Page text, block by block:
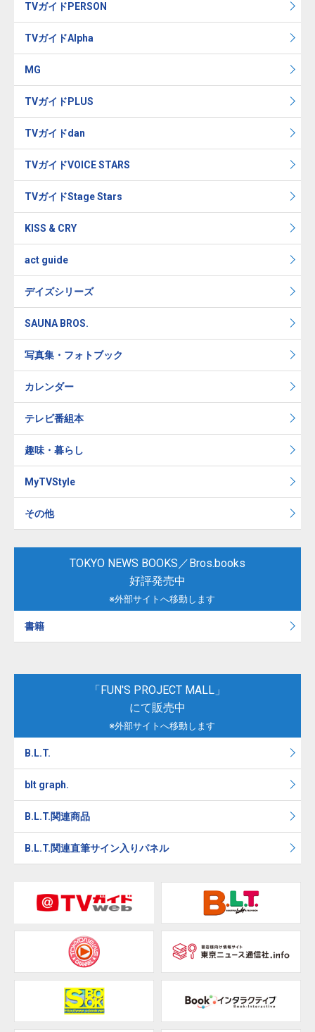
TVガイドPERSON
TVガイドAlpha
MG
TVガイドPLUS
TVガイドdan
TVガイドVOICE STARS
TVガイドStage Stars
KISS & CRY
act guide
デイズシリーズ
SAUNA BROS.
写真集・フォトブック
カレンダー
テレビ番組本
趣味・暮らし
MyTVStyle
その他
TOKYO NEWS BOOKS／Bros.books
好評発売中
※外部サイトへ移動します
書籍
「FUN'S PROJECT MALL」
にて販売中
※外部サイトへ移動します
B.L.T.
blt graph.
B.L.T.関連商品
B.L.T.関連直筆サイン入りパネル